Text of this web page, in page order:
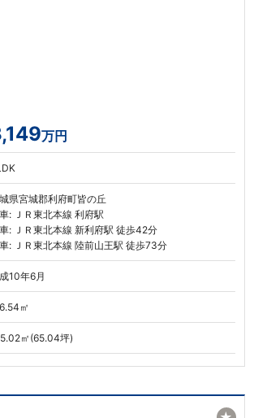
万円
県宮城郡利府町皆の丘
: ＪＲ東北本線 利府駅
: ＪＲ東北本線 新利府駅 徒歩42分
: ＪＲ東北本線 陸前山王駅 徒歩73分
10年6月
㎡
㎡(65.04坪)